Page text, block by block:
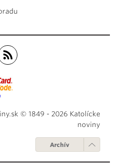
© 1849 - 2026 Katolícke
noviny
Archív